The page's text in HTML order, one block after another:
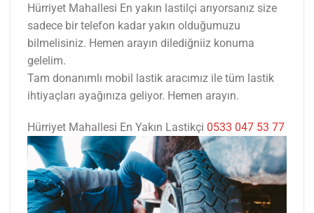
Hürriyet Mahallesi En yakın lastilçi arıyorsanız size
sadece bir telefon kadar yakın olduğumuzu
bilmelisiniz. Hemen arayın dilediğniiz konuma
gelelim.
Tam donanımlı mobil lastik aracımız ile tüm lastik
ihtiyaçları ayağınıza geliyor. Hemen arayın.
Hürriyet Mahallesi En Yakın Lastikçi 0533 047 53 77